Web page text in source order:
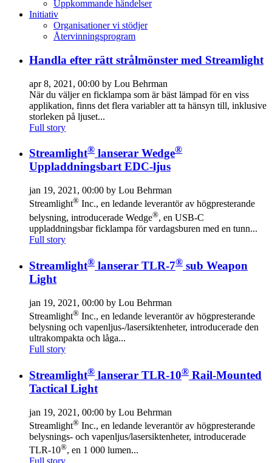
Uppkommande händelser
Initiativ
Organisationer vi stödjer
Återvinningsprogram
Handla efter rätt strålmönster med Streamlight
apr 8, 2021, 00:00 by Lou Behrman
När du väljer en ficklampa som är bäst lämpad för en viss
applikation, finns det flera variabler att ta hänsyn till, inklusive
storleken på ljuset...
Full story
Streamlight® lanserar Wedge®
Uppladdningsbart EDC-ljus
jan 19, 2021, 00:00 by Lou Behrman
Streamlight® Inc., en ledande leverantör av högpresterande
belysning, introducerade Wedge®, en USB-C
uppladdningsbar ficklampa för vardagsburen med en tunn...
Full story
Streamlight® lanserar TLR-7® sub Weapon
Light
jan 19, 2021, 00:00 by Lou Behrman
Streamlight® Inc., en ledande leverantör av högpresterande
belysning och vapenljus-/lasersiktenheter, introducerade den
ultrakompakta och låga...
Full story
Streamlight® lanserar TLR-10® Rail-Mounted
Tactical Light
jan 19, 2021, 00:00 by Lou Behrman
Streamlight® Inc., en ledande leverantör av högpresterande
belysnings- och vapenljus/lasersiktenheter, introducerade
TLR-10®, en 1 000 lumen...